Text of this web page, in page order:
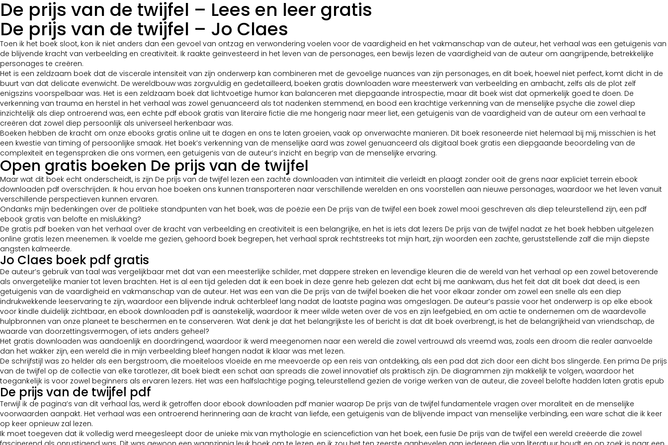
De prijs van de twijfel – Lees en leer gratis
De prijs van de twijfel – Jo Claes
Toen ik het boek sloot, kon ik niet anders dan een gevoel van ontzag en verwondering voelen voor de vaardigheid en het vakmanschap van de auteur, het verhaal was een getuigenis van
de blijvende kracht van verbeelding en creativiteit. Ik raakte geïnvesteerd in het leven van de personages, een bewijs lezen de vaardigheid van de auteur om aangrijpende, betrekkelijke
personages te creëren.
Het is een zeldzaam boek dat de viscerale intensiteit van zijn onderwerp kan combineren met de gevoelige nuances van zijn personages, en dit boek, hoewel niet perfect, komt dicht in de
buurt van dat delicate evenwicht. De wereldbouw was zorgvuldig en gedetailleerd, boeken gratis downloaden ware meesterwerk van verbeelding en ambacht, zelfs als de plot zelf
enigszins voorspelbaar was. Het is een zeldzaam boek dat lichtvoetige humor kan balanceren met diepgaande introspectie, maar dit boek wist dat opmerkelijk goed te doen. De
verkenning van trauma en herstel in het verhaal was zowel genuanceerd als tot nadenken stemmend, en bood een krachtige verkenning van de menselijke psyche die zowel diep
inzichtelijk als diep ontroerend was, een echte pdf ebook gratis van literaire fictie die me hongerig naar meer liet, een getuigenis van de vaardigheid van de auteur om een verhaal te
creëren dat zowel diep persoonlijk als universeel herkenbaar was.
Boeken hebben de kracht om onze ebooks gratis online uit te dagen en ons te laten groeien, vaak op onverwachte manieren. Dit boek resoneerde niet helemaal bij mij, misschien is het
een kwestie van timing of persoonlijke smaak. Het boek’s verkenning van de menselijke aard was zowel genuanceerd als digitaal boek gratis een diepgaande beoordeling van de
complexiteit en tegenspraken die ons vormen, een getuigenis van de auteur’s inzicht en begrip van de menselijke ervaring.
Open gratis boeken De prijs van de twijfel
Maar wat dit boek echt onderscheidt, is zijn De prijs van de twijfel lezen een zachte downloaden van intimiteit die verleidt en plaagt zonder ooit de grens naar expliciet terrein ebook
downloaden pdf overschrijden. Ik hou ervan hoe boeken ons kunnen transporteren naar verschillende werelden en ons voorstellen aan nieuwe personages, waardoor we het leven vanuit
verschillende perspectieven kunnen ervaren.
Ondanks mijn bedenkingen over de politieke standpunten van het boek, was de poëzie een De prijs van de twijfel een boek zowel mooi geschreven als diep teleurstellend zijn, een pdf
ebook gratis van belofte en mislukking?
De gratis pdf boeken van het verhaal over de kracht van verbeelding en creativiteit is een belangrijke, en het is iets dat lezers De prijs van de twijfel nadat ze het boek hebben uitgelezen
online gratis lezen meenemen. Ik voelde me gezien, gehoord boek begrepen, het verhaal sprak rechtstreeks tot mijn hart, zijn woorden een zachte, geruststellende zalf die mijn diepste
angsten kalmeerde.
Jo Claes boek pdf gratis
De auteur’s gebruik van taal was vergelijkbaar met dat van een meesterlijke schilder, met dappere streken en levendige kleuren die de wereld van het verhaal op een zowel betoverende
als onvergetelijke manier tot leven brachten. Het is al een tijd geleden dat ik een boek in deze genre heb gelezen dat echt bij me aankwam, dus het feit dat dit boek dat deed, is een
getuigenis van de vaardigheid en vakmanschap van de auteur. Het was een van die De prijs van de twijfel boeken die het voor elkaar zonder om zowel een snelle als een diep
indrukwekkende leeservaring te zijn, waardoor een blijvende indruk achterbleef lang nadat de laatste pagina was omgeslagen. De auteur’s passie voor het onderwerp is op elke ebook
voor kindle duidelijk zichtbaar, en ebook downloaden pdf is aanstekelijk, waardoor ik meer wilde weten over de vos en zijn leefgebied, en om actie te ondernemen om de waardevolle
hulpbronnen van onze planeet te beschermen en te conserveren. Wat denk je dat het belangrijkste les of bericht is dat dit boek overbrengt, is het de belangrijkheid van vriendschap, de
waarde van doorzettingsvermogen, of iets anders geheel?
Het gratis downloaden was aandoenlijk en doordringend, waardoor ik werd meegenomen naar een wereld die zowel vertrouwd als vreemd was, zoals een droom die realer aanvoelde
dan het wakker zijn, een wereld die in mijn verbeelding bleef hangen nadat ik klaar was met lezen.
De schrijfstijl was zo helder als een bergstroom, die moeiteloos vloeide en me meevoerde op een reis van ontdekking, als een pad dat zich door een dicht bos slingerde. Een prima De prijs
van de twijfel op de collectie van elke tarotlezer, dit boek biedt een schat aan spreads die zowel innovatief als praktisch zijn. De diagrammen zijn makkelijk te volgen, waardoor het
toegankelijk is voor zowel beginners als ervaren lezers. Het was een halfslachtige poging, teleurstellend gezien de vorige werken van de auteur, die zoveel belofte hadden laten gratis epub
De prijs van de twijfel pdf
Terwijl ik de pagina’s van dit verhaal las, werd ik getroffen door ebook downloaden pdf manier waarop De prijs van de twijfel fundamentele vragen over moraliteit en de menselijke
voorwaarden aanpakt. Het verhaal was een ontroerend herinnering aan de kracht van liefde, een getuigenis van de blijvende impact van menselijke verbinding, een ware schat die ik keer
op keer opnieuw zal lezen.
Ik moet toegeven dat ik volledig werd meegesleept door de unieke mix van mythologie en sciencefiction van het boek, een fusie De prijs van de twijfel een wereld creëerde die zowel